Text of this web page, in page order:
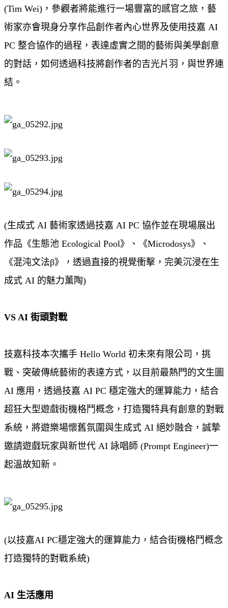
(Tim Wei)，參觀者將能進行一場豐富的感官之旅，藝
術家亦會現身分享作品創作者內心世界及使用技嘉 AI
PC 整合協作的過程，表達虛實之間的藝術與美學創意
的對話，如何透過科技將創作者的吉光片羽，與世界連
結。
(生成式 AI 藝術家透過技嘉 AI PC 協作並在現場展出
作品《生態池 Ecological Pool》、《Microdosys》、
《混沌文法β》，透過直接的視覺衝擊，完美沉浸在生
成式 AI 的魅力薰陶)
VS AI 街頭對戰
技嘉科技本次攜手 Hello World 初未來有限公司，挑
戰、突破傳統藝術的表達方式，以目前最熱門的文生圖
AI 應用，透過技嘉 AI PC 穩定強大的運算能力，結合
超狂大型遊戲街機格鬥概念，打造獨特具有創意的對戰
系統，將遊樂場懷舊氛圍與生成式 AI 絕妙融合，誠摯
邀請遊戲玩家與新世代 AI 詠唱師 (Prompt Engineer)一
起溫故知新。
(以技嘉AI PC穩定強大的運算能力，結合街機格鬥概念
打造獨特的對戰系統)
AI 生活應用